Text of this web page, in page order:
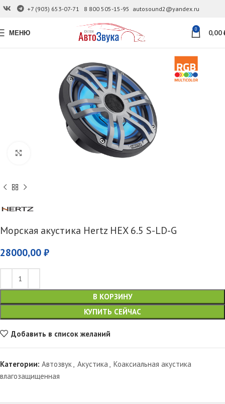
+7 (903) 653-07-71 8 800 505-15-95 autosound2@yandex.ru
МЕНЮ 0 0,00
Морская акустика Hertz HEX 6.5 S-LD-G
28000,00 ₽
В КОРЗИНУ
КУПИТЬ СЕЙЧАС
Добавить в список желаний
Категории: Автозвук, Акустика , Коаксиальная акустика
влагозащищенная